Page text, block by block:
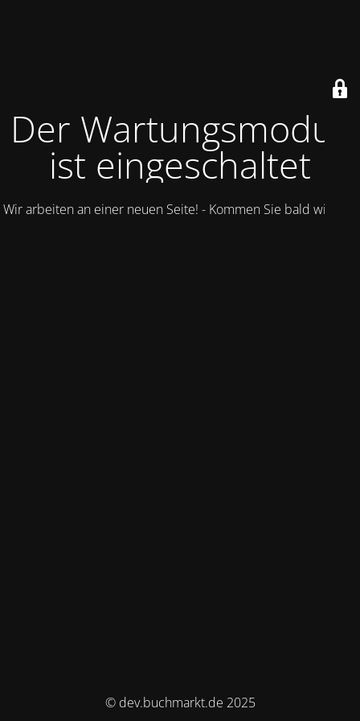
Der Wartungsmodus
ist eingeschaltet
Wir arbeiten an einer neuen Seite! - Kommen Sie bald wieder.
© dev.buchmarkt.de 2025